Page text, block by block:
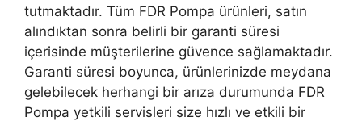
tutmaktadır. Tüm FDR Pompa ürünleri, satın
alındıktan sonra belirli bir garanti süresi
içerisinde müşterilerine güvence sağlamaktadır.
Garanti süresi boyunca, ürünlerinizde meydana
gelebilecek herhangi bir arıza durumunda FDR
Pompa yetkili servisleri size hızlı ve etkili bir